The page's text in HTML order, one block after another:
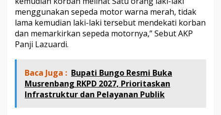
k
a
p
P
k
u
P
e
menggunakan sepeda motor warna merah, tidak
lama kemudian laki-laki tersebut mendekati korban
dan memarkirkan sepeda motornya,” Sebut AKP
Panji Lazuardi.
Baca Juga : Bupati Bungo Resmi Buka
Musrenbang RKPD 2027, Prioritaskan
Infrastruktur dan Pelayanan Publik